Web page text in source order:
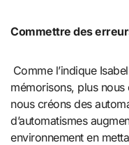
Commettre des
Comme l’indique
mémorisons, plus
nous créons des
d’automatismes
environnement en